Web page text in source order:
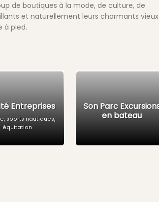
de boutiques à la mode, de culture, de
et naturellement leurs charmants vieux
à pied.
Entreprises
sports nautiques,
équitation
Son Parc
en bateau